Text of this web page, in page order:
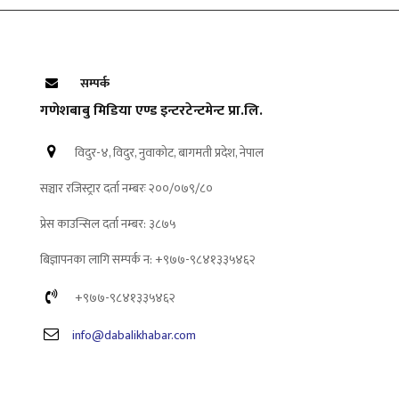
सम्पर्क
गणेशबाबु मिडिया एण्ड इन्टरटेन्टमेन्ट प्रा.लि.
विदुर-४, विदुर, नुवाकोट, बागमती प्रदेश, नेपाल
सञ्चार रजिस्ट्रार दर्ता नम्बरः २००/०७९/८०
प्रेस काउन्सिल दर्ता नम्बर: ३८७५
बिज्ञापनका लागि सम्पर्क न: +९७७-९८४१३३५४६२
+९७७-९८४१३३५४६२
info@dabalikhabar.com